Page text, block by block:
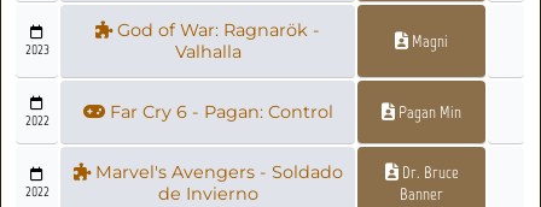
2023
God of War: Ragnarök -
Valhalla
Magni
2022 Far Cry 6 - Pagan: Control Pagan Min
2022
Marvel's Avengers - Soldado
de Invierno
Dr. Bruce
Banner